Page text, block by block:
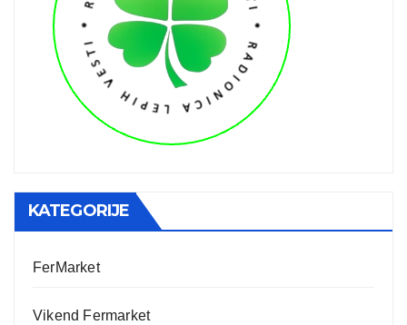
KATEGORIJE
FerMarket
Vikend Fermarket